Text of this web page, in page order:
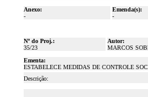
Anexo:
-
Emenda(s):
-
Nº do Proj.:
35/23
Autor:
MARCOS
Ementa:
ESTABELECE MEDIDAS DE CONTROLE
Descrição: